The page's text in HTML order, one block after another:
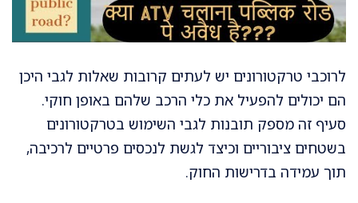
לרוכבי טרקטורונים יש לעתים קרובות שאלות לגבי היכן
הם יכולים להפעיל את כלי הרכב שלהם באופן חוקי.
סעיף זה מספק תובנות לגבי השימוש בטרקטורונים
בשטחים ציבוריים וכיצד לגשת לנכסים פרטיים לרכיבה,
תוך עמידה בדרישות החוק.